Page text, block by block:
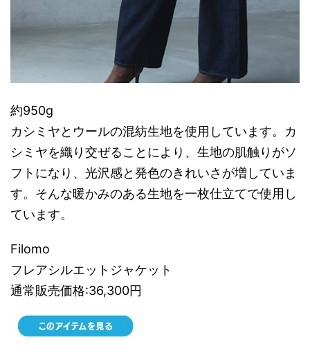
約950g
カシミヤとウールの混紡生地を使用しています。カ
シミヤを織り交ぜることにより、生地の肌触りがソ
フトになり、光沢感と発色のきれいさが増していま
す。そんな暖かみのある生地を一枚仕立てで使用し
ています。
Filomo
フレアシルエットジャケット
通常販売価格:36,300円